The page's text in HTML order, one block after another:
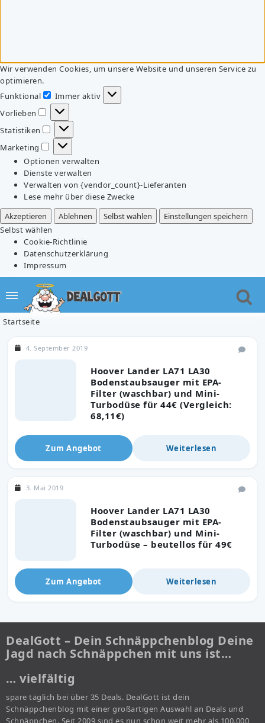
Wir verwenden Cookies, um unsere Website und unseren Service zu
optimieren.
Funktional
Funktional
Immer aktiv
Vorlieben
Vorlieben
Statistiken
Statistiken
Marketing
Marketing
Optionen verwalten
Dienste verwalten
Verwalten von {vendor_count}-Lieferanten
Lese mehr über diese Zwecke
Akzeptieren
Ablehnen Selbst wählen
Einstellungen speichern
Selbst wählen
Cookie-Richtlinie
Datenschutzerklärung
Impressum
Startseite
Hoover Lander LA71 LA30
Bodenstaubsauger mit EPA-
Filter (waschbar) und Mini-
Turbodüse für 44€ (Vergleich:
68,11€)
4. September 2019
Zum Angebot Weiterlesen
Hoover Lander LA71 LA30
Bodenstaubsauger mit EPA-
Filter (waschbar) und Mini-
Turbodüse – beutellos für 49€
3. Mai 2019
Zum Angebot Weiterlesen
DealGott – Dein Schnäppchenblog Deine
Jagd nach Schnäppchen mit uns ist…
… vielfältig
spare täglich bei über 35 Deals. DealGott ist dein
Schnäppchenblog mit einer großartigen Auswahl an Deals und
Schnäppchen. Seit 2009 sind es nun schon weit mehr als 100.000